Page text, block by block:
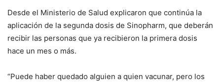
Desde el Ministerio de Salud explicaron que continúa la
aplicación de la segunda dosis de Sinopharm, que deberán
recibir las personas que ya recibieron la primera dosis
hace un mes o más.
“Puede haber quedado alguien a quien vacunar, pero los